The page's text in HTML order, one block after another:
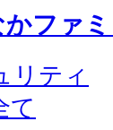
ファ
リティ
て